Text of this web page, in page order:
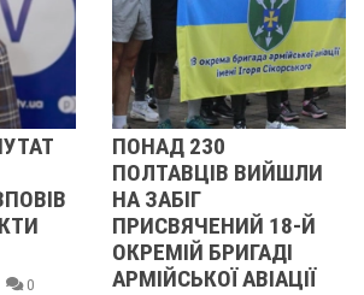
ПОНАД 230
ПОЛТАВЦІВ ВИЙШЛИ
НА ЗАБІГ
ПРИСВЯЧЕНИЙ 18-Й
ОКРЕМІЙ БРИГАДІ
АРМІЙСЬКОЇ АВІАЦІЇ
ДО
19 серпня